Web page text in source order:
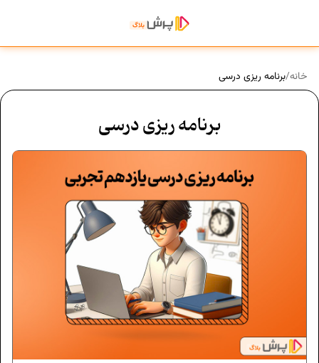
خانه/برنامه ریزی درسی
برنامه ریزی درسی